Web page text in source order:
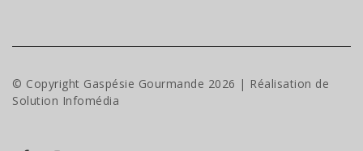
© Copyright Gaspésie Gourmande 2026 | Réalisation de
Solution Infomédia